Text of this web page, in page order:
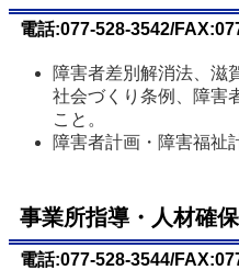
電話:077-528-3542/
障害者差別解消法、滋
社会づくり条例、障害
こと。
障害者計画・障害福祉
事業所指導・人材確
電話:077-528-3544/